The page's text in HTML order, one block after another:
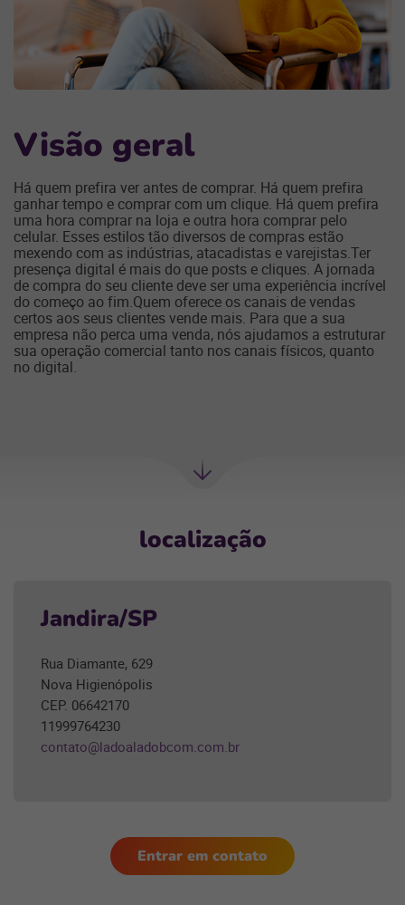
Visão geral
Há quem prefira ver antes de comprar. Há quem prefira
ganhar tempo e comprar com um clique. Há quem prefira
uma hora comprar na loja e outra hora comprar pelo
celular. Esses estilos tão diversos de compras estão
mexendo com as indústrias, atacadistas e varejistas.Ter
presença digital é mais do que posts e cliques. A jornada
de compra do seu cliente deve ser uma experiência incrível
do começo ao fim.Quem oferece os canais de vendas
certos aos seus clientes vende mais. Para que a sua
empresa não perca uma venda, nós ajudamos a estruturar
sua operação comercial tanto nos canais físicos, quanto
no digital.
localização
Jandira/SP
Rua Diamante, 629
Nova Higienópolis
CEP. 06642170
11999764230
contato@ladoaladobcom.com.br
Entrar em contato